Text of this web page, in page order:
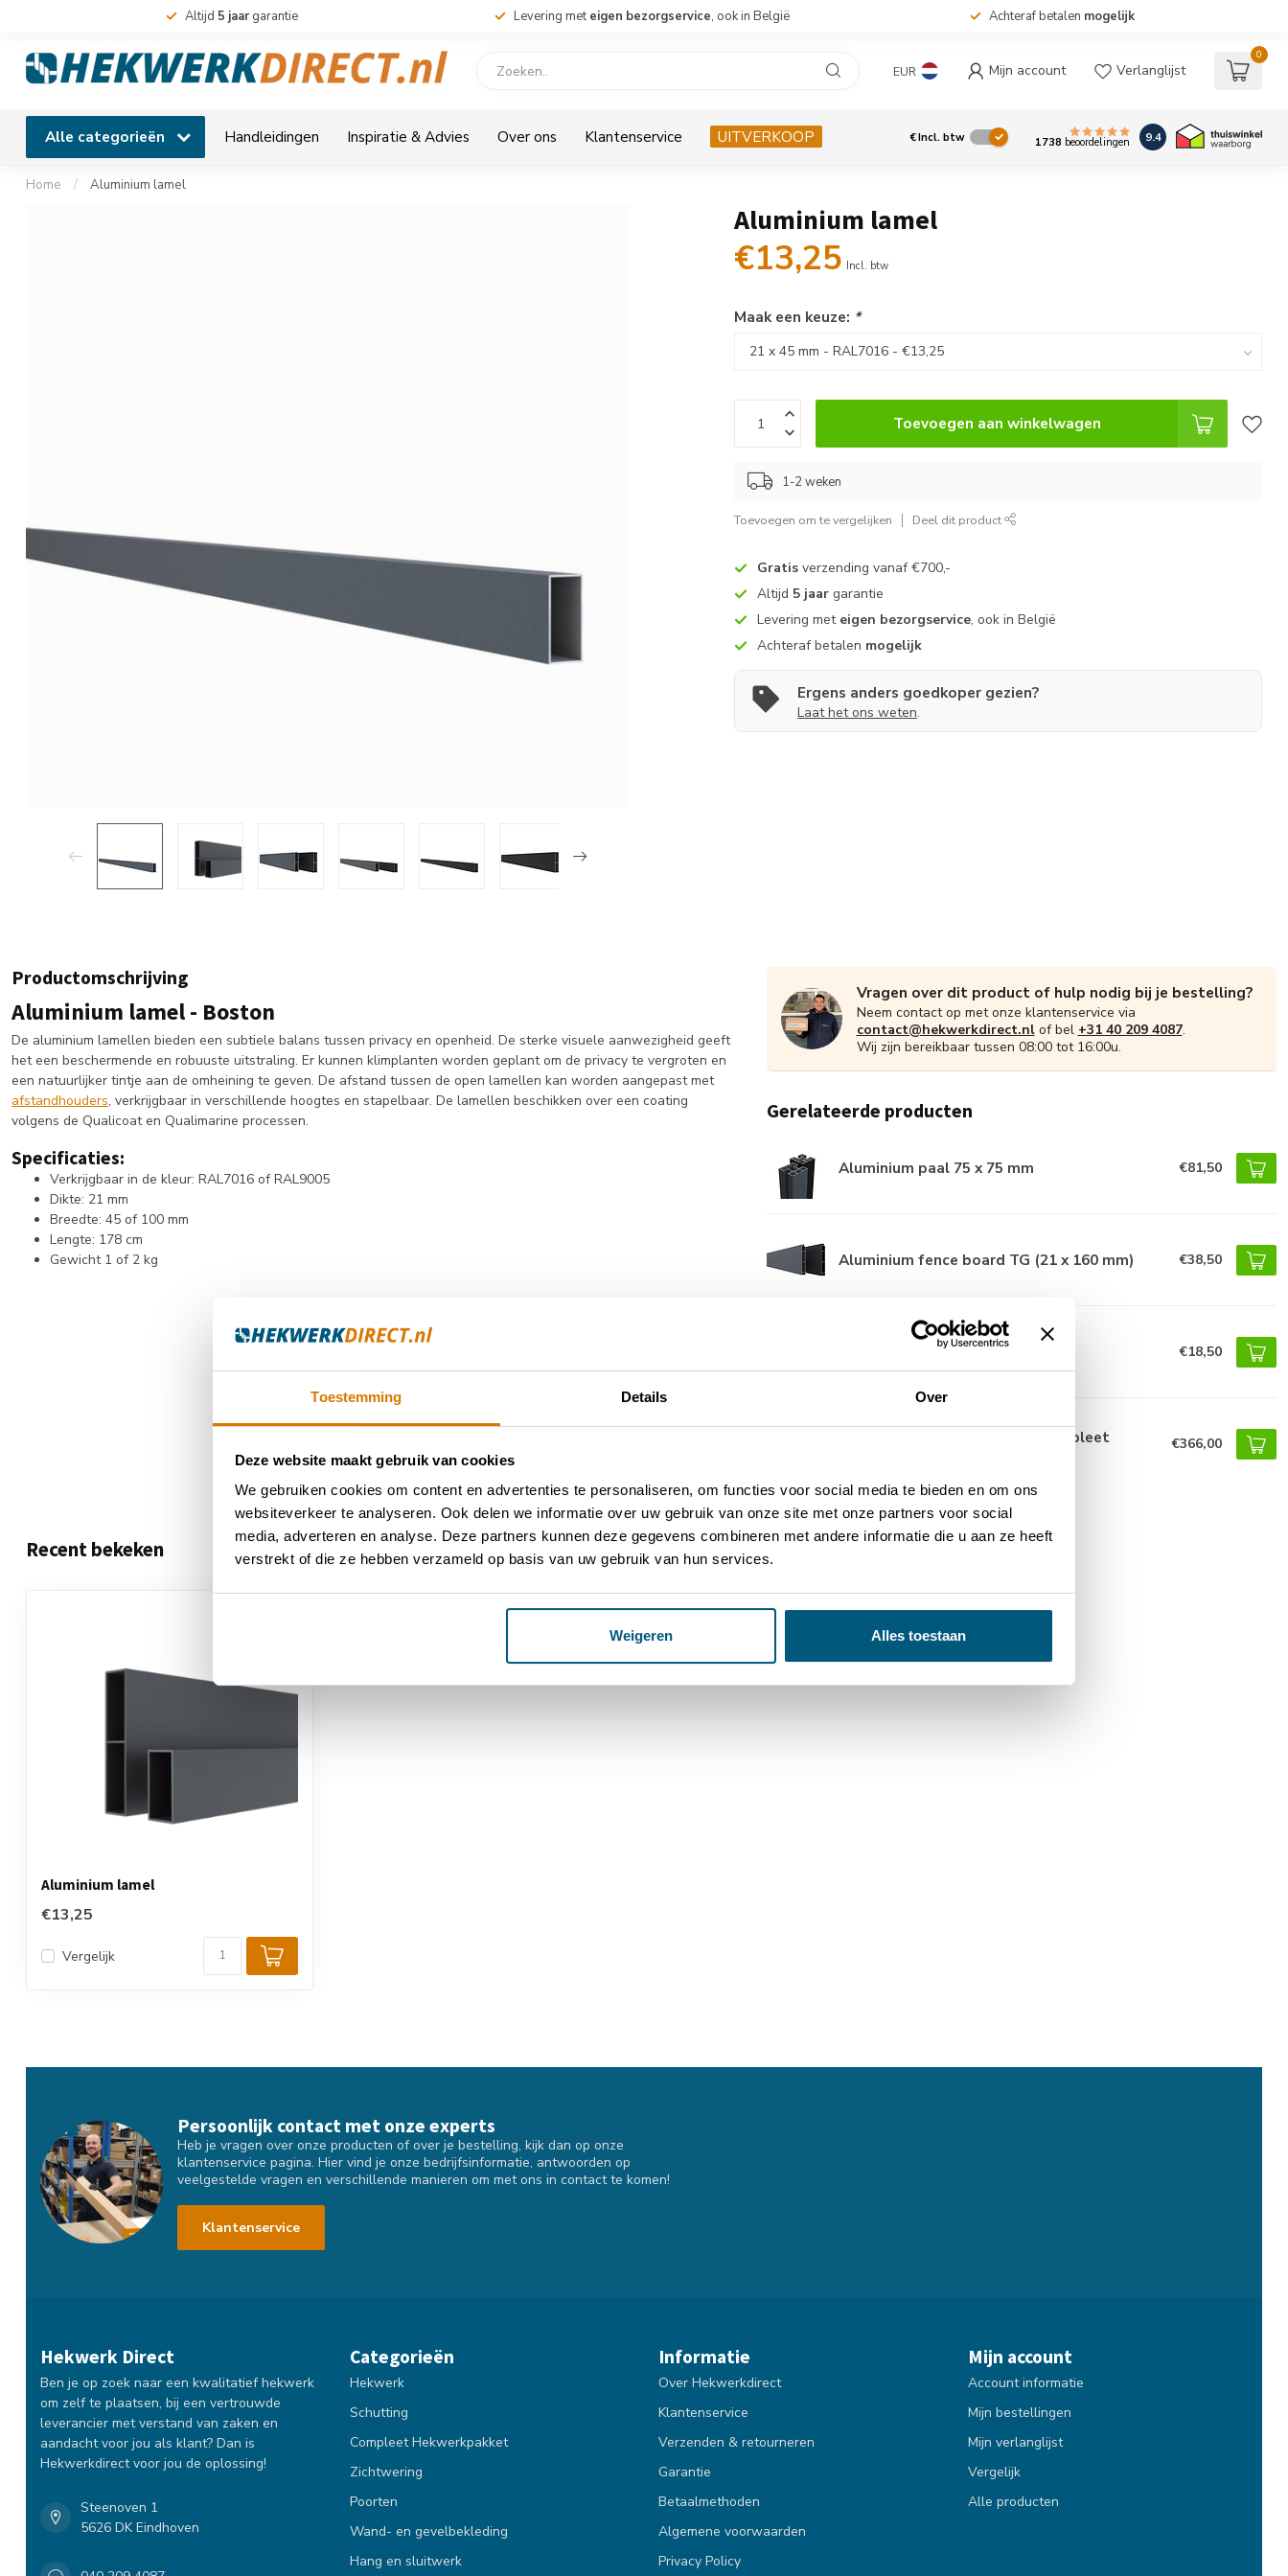
Toestemming Details Over
Deze website maakt gebruik van cookies
We gebruiken cookies om content en advertenties te personaliseren, om functies voor social media te bieden en om ons
websiteverkeer te analyseren. Ook delen we informatie over uw gebruik van onze site met onze partners voor social
media, adverteren en analyse. Deze partners kunnen deze gegevens combineren met andere informatie die u aan ze heeft
verstrekt of die ze hebben verzameld op basis van uw gebruik van hun services.
Weigeren Alles toestaan
Altijd 5 jaargarantie Levering met eigen bezorgservice, ook in België Achteraf betalen mogelijk
EUR Mijn account Verlanglijst
0
Alle categorieën Handleidingen Inspiratie & Advies Over ons Klantenservice UITVERKOOP €Incl. btw 1738 beoordelingen 9.4
Home / Aluminium lamel
Aluminium lamel
€13,25 Incl. btw
Maak een keuze: *
Toevoegen aan winkelwagen
1-2 weken
Toevoegen om te vergelijken Deel dit product
Gratis verzending vanaf €700,-
Altijd 5 jaargarantie
Levering met eigen bezorgservice, ook in België
Achteraf betalen mogelijk
Ergens anders goedkoper gezien?
Laat het ons weten.
Productomschrijving
Aluminium lamel - Boston
De aluminium lamellen bieden een subtiele balans tussen privacy en openheid. De sterke visuele aanwezigheid geeft
het een beschermende en robuuste uitstraling. Er kunnen klimplanten worden geplant om de privacy te vergroten en
een natuurlijker tintje aan de omheining te geven. De afstand tussen de open lamellen kan worden aangepast met
afstandhouders, verkrijgbaar in verschillende hoogtes en stapelbaar. De lamellen beschikken over een coating
volgens de Qualicoat en Qualimarine processen.
Specificaties:
Verkrijgbaar in de kleur: RAL7016 of RAL9005
Dikte: 21 mm
Breedte: 45 of 100 mm
Lengte: 178 cm
Gewicht 1 of 2 kg
Vragen over dit product of hulp nodig bij je bestelling?
Neem contact op met onze klantenservice via
contact@hekwerkdirect.nlof bel +31 40 209 4087.
Wij zijn bereikbaar tussen 08:00 tot 16:00u.
Gerelateerde producten
Aluminium paal 75 x 75 mm €81,50
Aluminium fence board TG (21 x 160 mm) €38,50
Aluminium rhombus profiel €18,50
Aluminium scherm lamellen compleet €366,00
Recent bekeken
Aluminium lamel
€13,25
Vergelijk
Persoonlijk contact met onze experts
Heb je vragen over onze producten of over je bestelling, kijk dan op onze
klantenservice pagina. Hier vind je onze bedrijfsinformatie, antwoorden op
veelgestelde vragen en verschillende manieren om met ons in contact te komen!
Klantenservice
Hekwerk Direct
Ben je op zoek naar een kwalitatief hekwerk
om zelf te plaatsen, bij een vertrouwde
leverancier met verstand van zaken en
aandacht voor jou als klant? Dan is
Hekwerkdirect voor jou de oplossing!
Steenoven 1
5626 DK Eindhoven
Categorieën
Hekwerk
Schutting
Compleet Hekwerkpakket
Zichtwering
Poorten
Wand- en gevelbekleding
Hang en sluitwerk
Informatie
Over Hekwerkdirect
Klantenservice
Verzenden & retourneren
Garantie
Betaalmethoden
Algemene voorwaarden
Privacy Policy
Mijn account
Account informatie
Mijn bestellingen
Mijn verlanglijst
Vergelijk
Alle producten